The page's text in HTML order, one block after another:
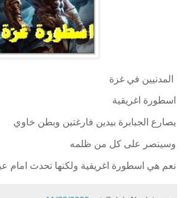
المدنيين في غزة
اسطورة اغريقية
يصارع الجبابرة بيدين فارغتين وبطن خاوي
وسينصر على كل من ظلمه
نعم هي اسطورة اغريقية ولكنها تحدث امام